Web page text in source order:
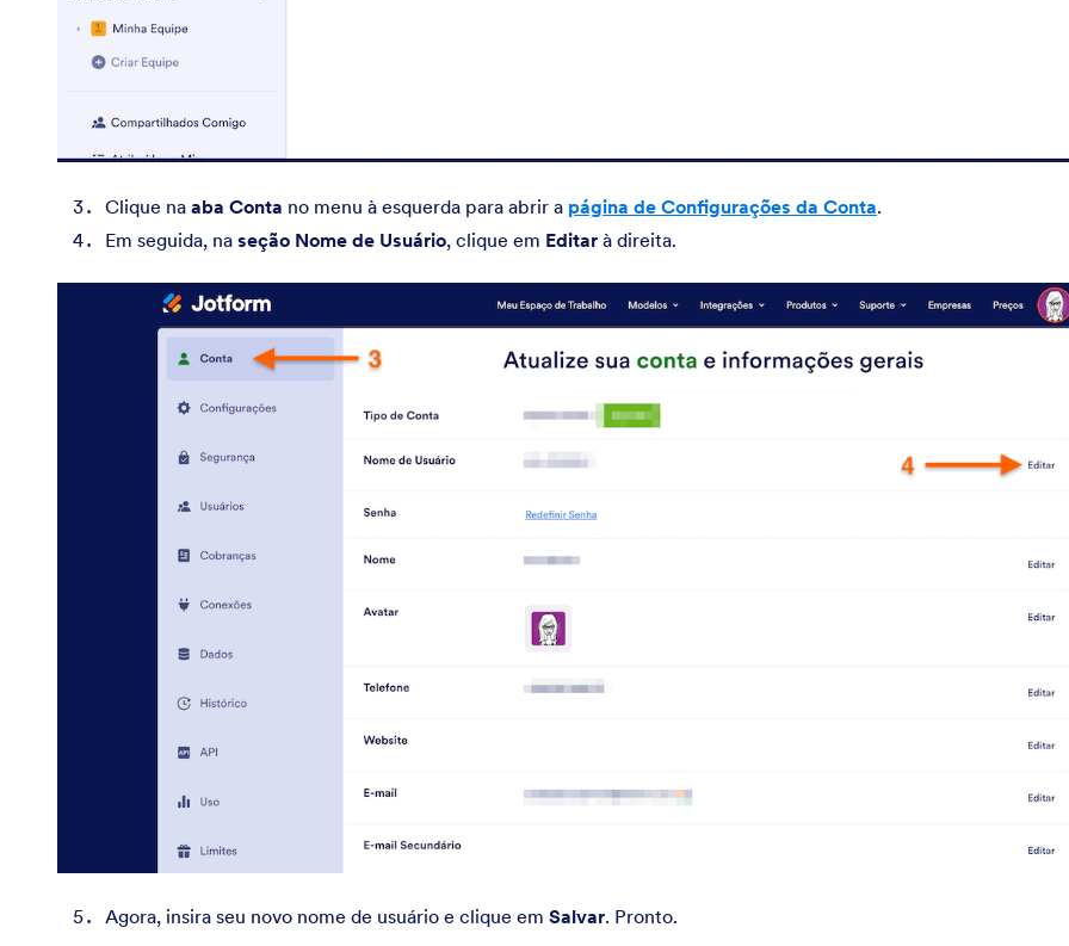
Clique na aba Conta no menu à esquerda para abrir a página de Configurações da Conta.
Em seguida, na seção Nome de Usuário, clique em Editar à direita.
Agora, insira seu novo nome de usuário e clique em Salvar. Pronto.